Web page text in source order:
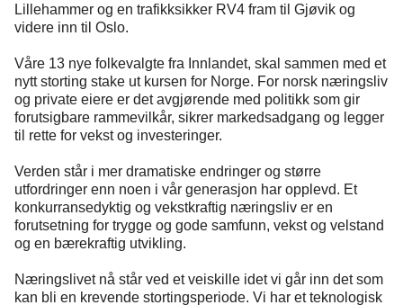
Lillehammer og en trafikksikker RV4 fram til Gjøvik og
videre inn til Oslo.
Våre 13 nye folkevalgte fra Innlandet, skal sammen med et
nytt storting stake ut kursen for Norge. For norsk næringsliv
og private eiere er det avgjørende med politikk som gir
forutsigbare rammevilkår, sikrer markedsadgang og legger
til rette for vekst og investeringer.
Verden står i mer dramatiske endringer og større
utfordringer enn noen i vår generasjon har opplevd. Et
konkurransedyktig og vekstkraftig næringsliv er en
forutsetning for trygge og gode samfunn, vekst og velstand
og en bærekraftig utvikling.
Næringslivet nå står ved et veiskille idet vi går inn det som
kan bli en krevende stortingsperiode. Vi har et teknologisk